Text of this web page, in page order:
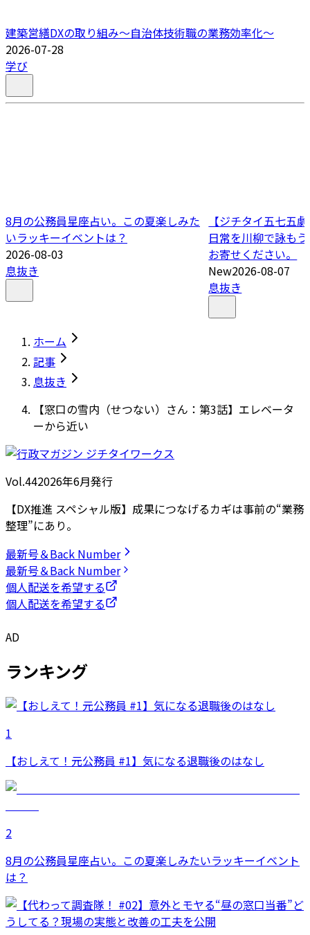
建築営繕DXの取り組み～自治体技術職の業務効率化～
2026-07-28
学び
8月の公務員星座占い。この夏楽しみた
いラッキーイベントは？
2026-08-03
息抜き
【ジチタイ五七五
日常を川柳で詠も
お寄せください。
New2026-08-07
息抜き
ホーム
記事
息抜き
【窓口の雪内（せつない）さん：第3話】エレベータ
ーから近い
Vol.442026年6月発行
【DX推進 スペシャル版】成果につなげるカギは事前の“業務
整理”にあり。
最新号＆Back Number
最新号＆Back Number
個人配送を希望する
個人配送を希望する
AD
ランキング
1
【おしえて！元公務員 #1】気になる退職後のはなし
2
8月の公務員星座占い。この夏楽しみたいラッキーイベント
は？